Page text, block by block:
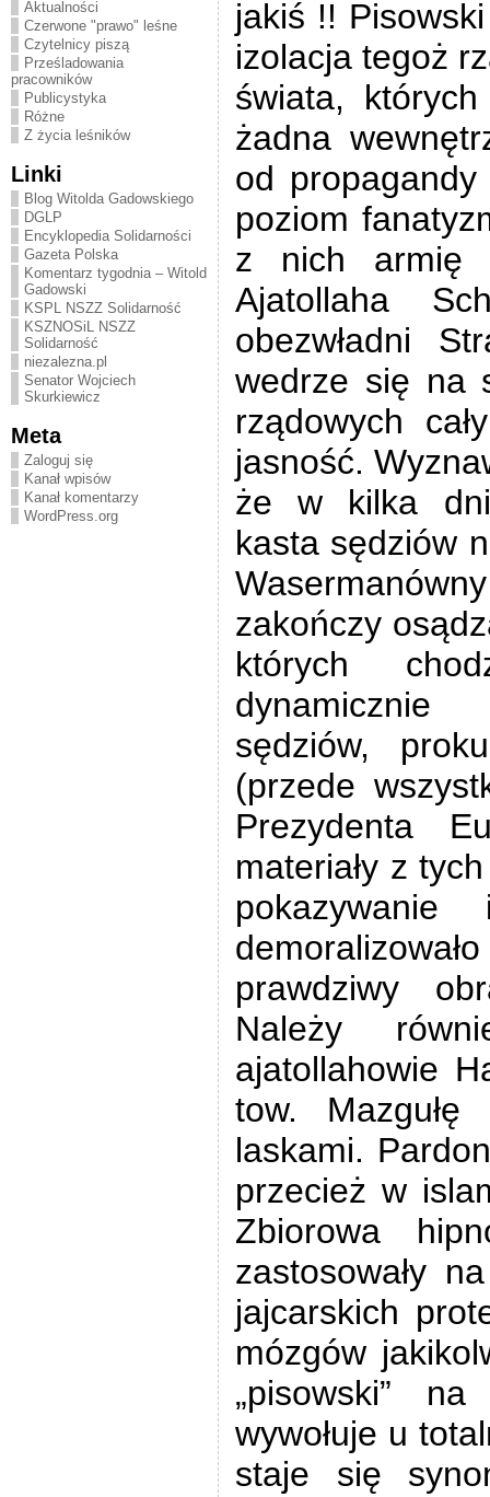
Aktualności
Czerwone "prawo" leśne
Czytelnicy piszą
Prześladowania
pracowników
Publicystyka
Różne
Z życia leśników
Linki
Blog Witolda Gadowskiego
DGLP
Encyklopedia Solidarności
Gazeta Polska
Komentarz tygodnia – Witold
Gadowski
KSPL NSZZ Solidarność
KSZNOSiL NSZZ
Solidarność
niezalezna.pl
Senator Wojciech
Skurkiewicz
Meta
Zaloguj się
Kanał wpisów
Kanał komentarzy
WordPress.org
jakiś !!
izolacja tegoż
świata,
żadna
od
poziom
z nich armię
Ajatollaha
obezwładni
wedrze się na
rządowych
jasność.
że w kilka dni
kasta sędziów
zakończy
których
dynamicznie
sędziów,
(przede
Prezydenta
materiały z
prawdziwy
Należy
ajatollahowie
tow. Mazgułę
laskami.
przecież w
Zbiorowa
zastosowały
jajcarskich
mózgów
„pisowski”
wywołuje u
staje się